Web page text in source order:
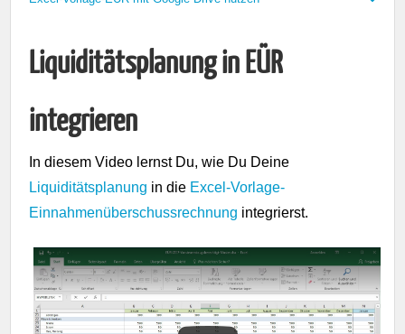
Liquiditätsplanung in EÜR
integrieren
In diesem Video lernst Du, wie Du Deine
Liquiditätsplanung in die Excel-Vorlage-
Einnahmenüberschussrechnung integrierst.